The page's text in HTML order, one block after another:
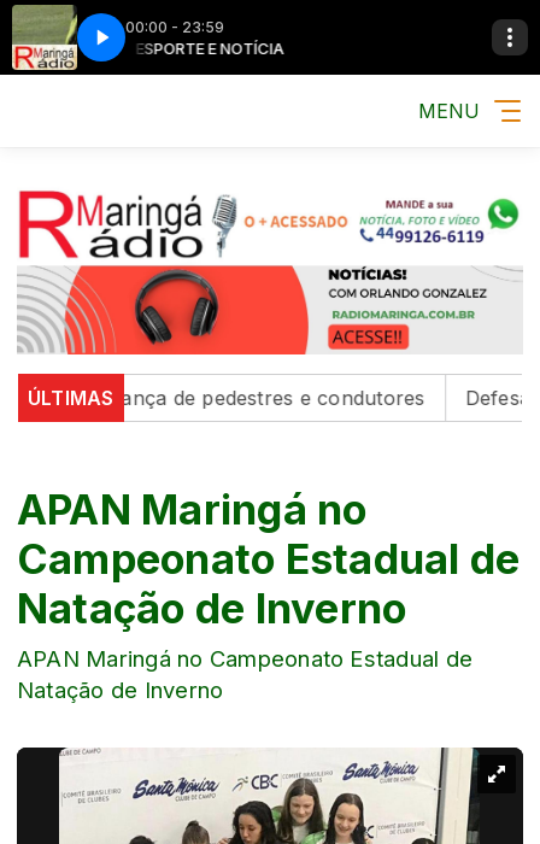
00:00 - 23:59
MÚSICA, ESPORTE E NOTÍCIA MÚSICA,
MENU
ÚLTIMAS
segurança de pedestres e condutores Defesa Civil
APAN Maringá no
Campeonato Estadual de
Natação de Inverno
APAN Maringá no Campeonato Estadual de
Natação de Inverno